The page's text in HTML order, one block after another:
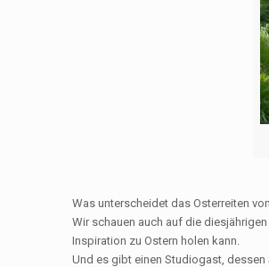
Was unterscheidet das Osterreiten
Wir schauen auch auf die
Inspiration zu Ostern holen kann.
Und es gibt einen Studiogast,